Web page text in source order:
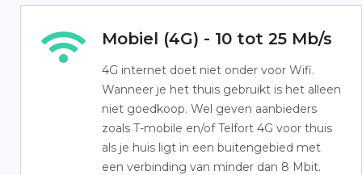
Mobiel (4G) - 10 tot 25 Mb/s
4G internet doet niet onder voor Wifi.
Wanneer je het thuis gebruikt is het alleen
niet goedkoop. Wel geven aanbieders
zoals T-mobile en/of Telfort 4G voor thuis
als je huis ligt in een buitengebied met
een verbinding van minder dan 8 Mbit.